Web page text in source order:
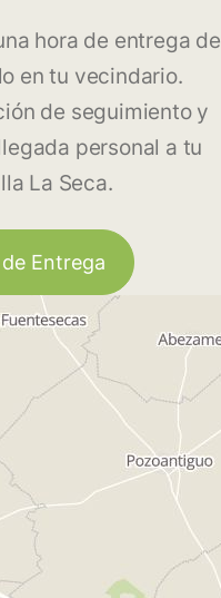
hora de entrega de
en tu vecindario.
de seguimiento y
personal a tu
La Seca.
Entrega